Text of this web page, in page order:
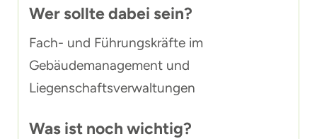
Wer sollte dabei sein?
Fach- und Führungskräfte im
Gebäudemanagement und
Liegenschaftsverwaltungen
Was ist noch wichtig?